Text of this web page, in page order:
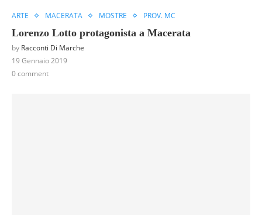
ARTE MACERATA MOSTRE PROV. MC
Lorenzo Lotto protagonista a Macerata
by Racconti Di Marche
19 Gennaio 2019
0 comment